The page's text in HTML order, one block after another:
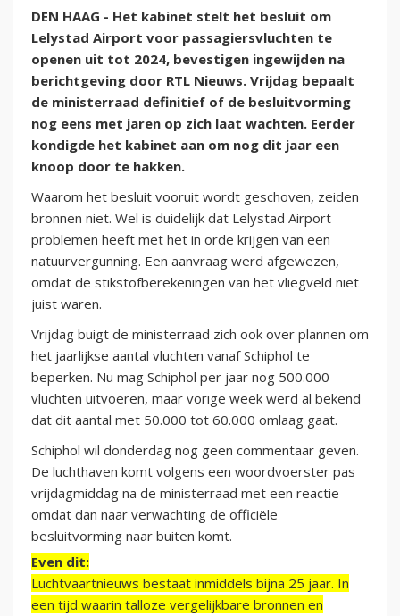
DEN HAAG - Het kabinet stelt het besluit om
Lelystad Airport voor passagiersvluchten te
openen uit tot 2024, bevestigen ingewijden na
berichtgeving door RTL Nieuws. Vrijdag bepaalt
de ministerraad definitief of de besluitvorming
nog eens met jaren op zich laat wachten. Eerder
kondigde het kabinet aan om nog dit jaar een
knoop door te hakken.
Waarom het besluit vooruit wordt geschoven, zeiden
bronnen niet. Wel is duidelijk dat Lelystad Airport
problemen heeft met het in orde krijgen van een
natuurvergunning. Een aanvraag werd afgewezen,
omdat de stikstofberekeningen van het vliegveld niet
juist waren.
Vrijdag buigt de ministerraad zich ook over plannen om
het jaarlijkse aantal vluchten vanaf Schiphol te
beperken. Nu mag Schiphol per jaar nog 500.000
vluchten uitvoeren, maar vorige week werd al bekend
dat dit aantal met 50.000 tot 60.000 omlaag gaat.
Schiphol wil donderdag nog geen commentaar geven.
De luchthaven komt volgens een woordvoerster pas
vrijdagmiddag na de ministerraad met een reactie
omdat dan naar verwachting de officiële
besluitvorming naar buiten komt.
Even dit:
Luchtvaartnieuws bestaat inmiddels bijna 25 jaar. In
een tijd waarin talloze vergelijkbare bronnen en